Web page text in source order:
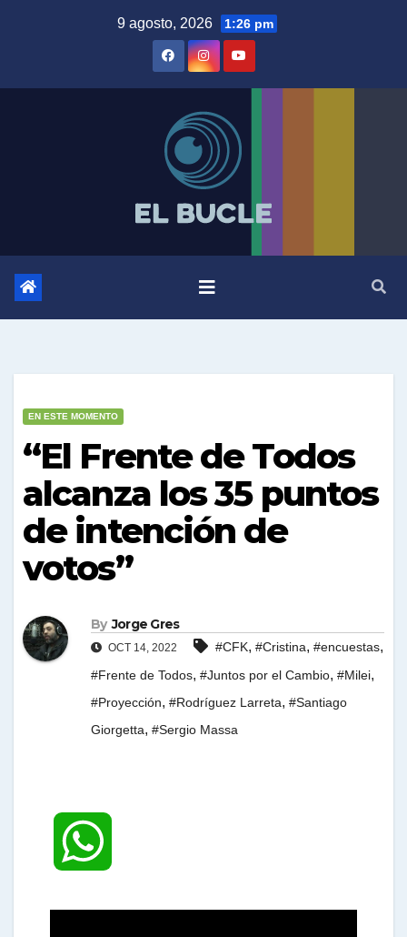
9 agosto, 2026 1:26 pm
EN ESTE MOMENTO
“El Frente de Todos
alcanza los 35 puntos
de intención de
votos”
By Jorge Gres
OCT 14, 2022 #CFK, #Cristina, #encuestas,
#Frente de Todos, #Juntos por el Cambio, #Milei,
#Proyección, #Rodríguez Larreta, #Santiago
Giorgetta, #Sergio Massa